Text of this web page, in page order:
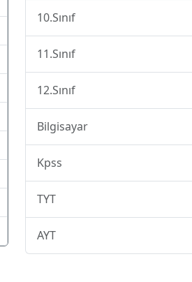
10.Sınıf
11.Sınıf
12.Sınıf
Bilgisayar
Kpss
TYT
AYT